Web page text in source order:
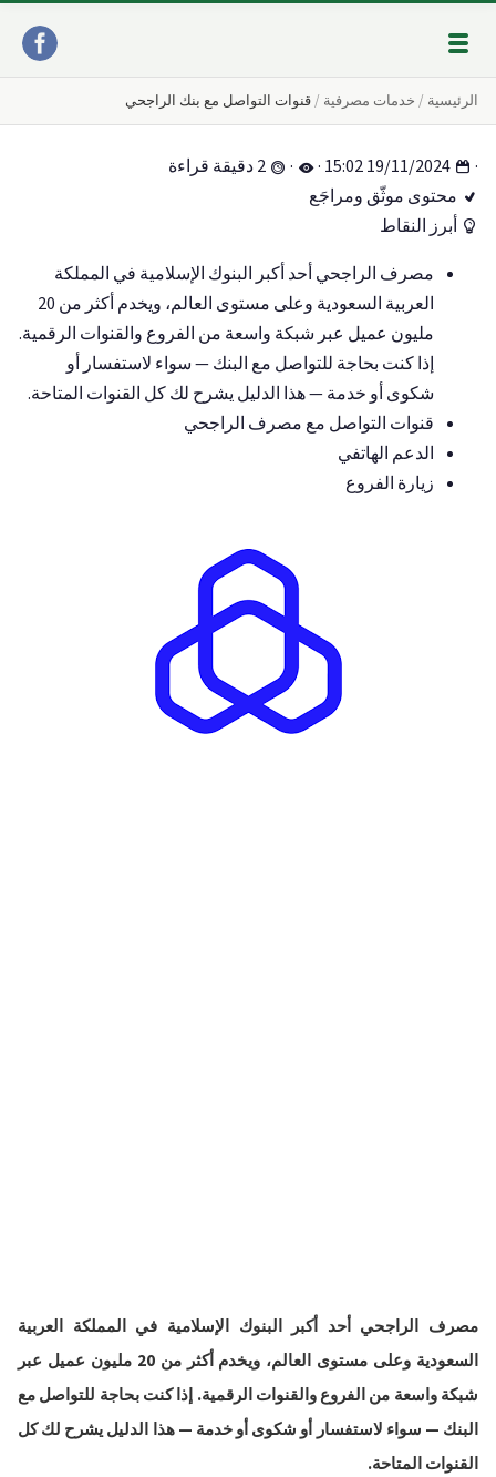
الرئيسية خدمات مصرفية قنوات التواصل مع بنك الراجحي
·
·
·
محتوى موثّق ومراجَع
أبرز النقاط
مصرف الراجحي أحد أكبر البنوك الإسلامية في المملكة
العربية السعودية وعلى مستوى العالم، ويخدم أكثر من 20
مليون عميل عبر شبكة واسعة من الفروع والقنوات الرقمية.
إذا كنت بحاجة للتواصل مع البنك — سواء لاستفسار أو
شكوى أو خدمة — هذا الدليل يشرح لك كل القنوات المتاحة.
قنوات التواصل مع مصرف الراجحي
الدعم الهاتفي
زيارة الفروع
مصرف الراجحي أحد أكبر البنوك الإسلامية في المملكة العربية
السعودية وعلى مستوى العالم، ويخدم أكثر من 20 مليون عميل عبر
شبكة واسعة من الفروع والقنوات الرقمية. إذا كنت بحاجة للتواصل مع
البنك — سواء لاستفسار أو شكوى أو خدمة — هذا الدليل يشرح لك كل
القنوات المتاحة.